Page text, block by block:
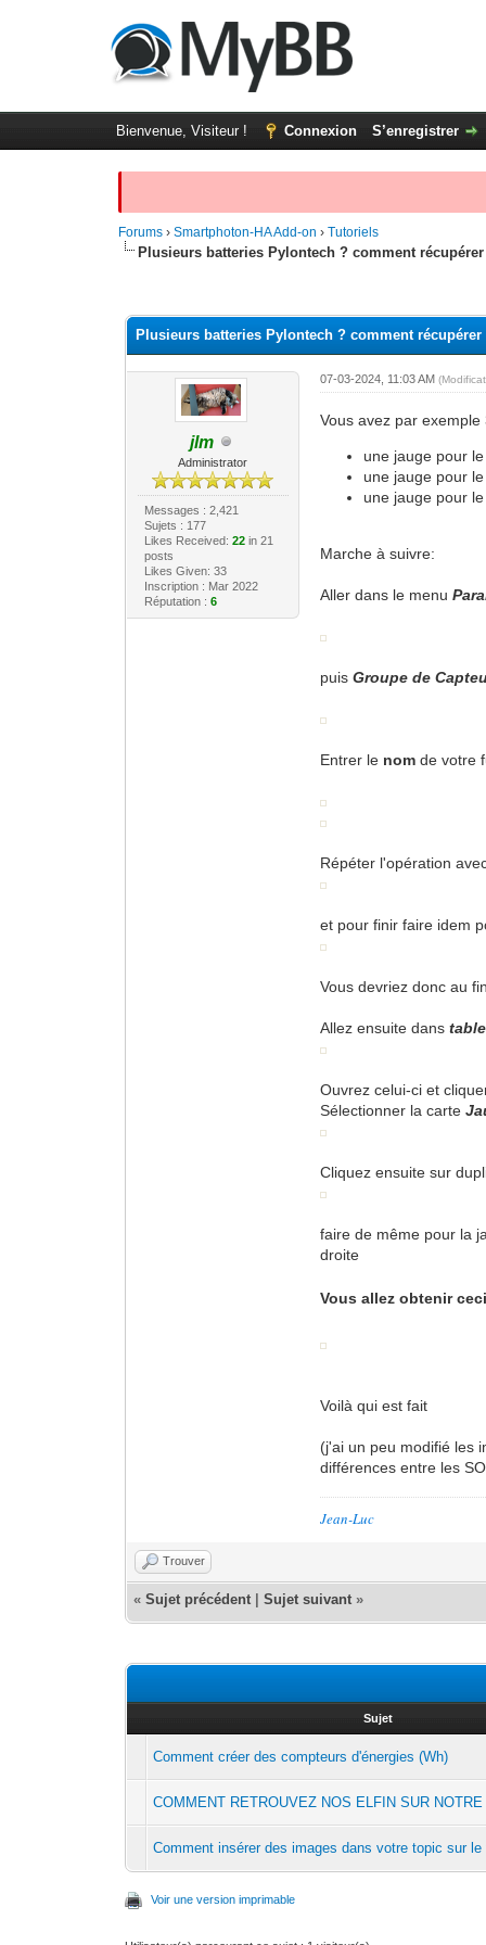
Bienvenue, Visiteur ! Connexion S’enregistrer
Forums ›Smartphoton-HA Add-on ›Tutoriels
Plusieurs batteries Pylontech ? comment
Plusieurs batteries Pylontech ? comment
jlm
Administrator
Messages : 2,421
Sujets : 177
Likes Received: 22in 21
posts
Likes Given: 33
Inscription : Mar 2022
Réputation : 6
07-03-2024, 11:03 AM
Vous avez par
une jauge pour
une jauge pour
une jauge pour
Marche à suivre:
Aller dans le menu
puis Groupe de
Entrer le nom de votre
Répéter l'opération
et pour finir faire idem
Vous devriez donc au
Allez ensuite dans
Ouvrez celui-ci et
Sélectionner la carte
Cliquez ensuite sur
faire de même pour la
droite
Vous allez obtenir ceci
Voilà qui est fait
(j'ai un peu modifié les
différences entre les
Jean-Luc
Trouver
«Sujet précédent |Sujet suivant »
Sujet
Comment créer des compteurs d'énergies (Wh)
COMMENT RETROUVEZ NOS ELFIN SUR
Comment insérer des images dans votre topic sur le
Voir une version imprimable